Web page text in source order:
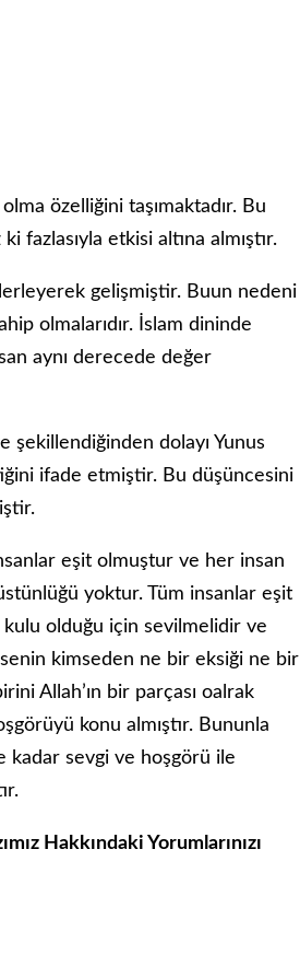
özelliğini taşımaktadır. Bu
fazlasıyla etkisi altına almıştır.
gelişmiştir. Buun nedeni
olmalarıdır. İslam dininde
aynı derecede değer
şekillendiğinden dolayı Yunus
ifade etmiştir. Bu düşüncesini
eşit olmuştur ve her insan
yoktur. Tüm insanlar eşit
kulu olduğu için sevilmelidir ve
kimseden ne bir eksiği ne bir
Allah’ın bir parçası oalrak
konu almıştır. Bununla
kadar sevgi ve hoşgörü ile
Hakkındaki Yorumlarınızı